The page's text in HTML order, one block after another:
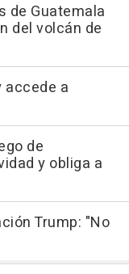
de Guatemala
del volcán de
accede a
de
y obliga a
Trump: "No